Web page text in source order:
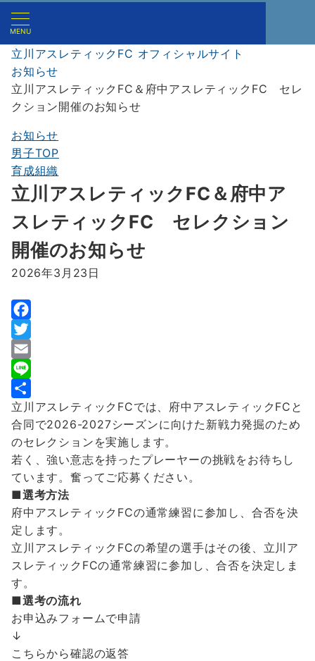
MENU
立川アスレティックFC オフィシャルサイト
お知らせ
立川アスレティックFC＆府中アスレティックFC セレ
クション開催のお知らせ
お知らせ
男子TOP
育成組織
立川アスレティックFC＆府中ア
スレティックFC セレクション
開催のお知らせ
2026年3月23日
F
a
c
e
b
o
o
k
T
w
t
t
e
r
E
m
a
i
l
L
i
n
e
共
有
立川アスレティックFCでは、府中アスレティックFCと
合同で2026-2027シーズンに向けた新戦力発掘のため
のセレクションを実施します。
若く、強い意志を持ったプレーヤーの挑戦をお待ちし
ています。奮ってご応募ください。
■選考方法
府中アスレティックFCの通常練習に参加し、合否を決
定します。
立川アスレティックFCの希望の選手はその後、立川ア
スレティックFCの通常練習に参加し、合否を決定しま
す。
■選考の流れ
お申込みフォームで申請
↓
こちらから確認の返答